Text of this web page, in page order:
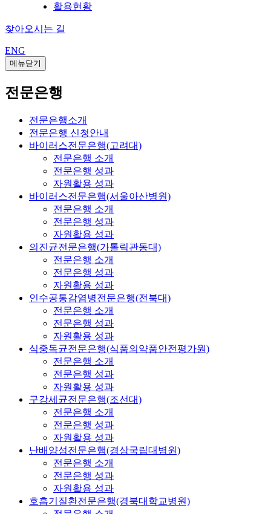
활용현황
찾아오시는 길
ENG
메뉴닫기
전문은행
전문은행소개
전문은행 신청안내
바이러스전문은행(고려대)
전문은행 소개
전문은행 성과
자원활용 성과
바이러스전문은행(서울아산병원)
전문은행 소개
전문은행 성과
자원활용 성과
의진균전문은행(가톨릭관동대)
전문은행 소개
전문은행 성과
자원활용 성과
인수공통감염병전문은행(전북대)
전문은행 소개
전문은행 성과
자원활용 성과
식중독균전문은행(식품의약품안전평가원)
전문은행 소개
전문은행 성과
자원활용 성과
구강세균전문은행(조선대)
전문은행 소개
전문은행 성과
자원활용 성과
난배양성전문은행(경상국립대병원)
전문은행 소개
전문은행 성과
자원활용 성과
호흡기질환전문은행(경북대학교병원)